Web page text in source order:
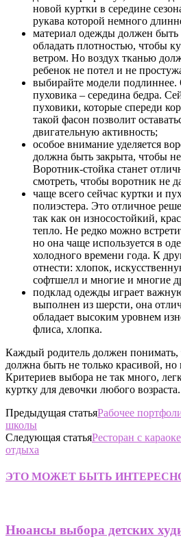
новой куртки в середине
рукава которой немного
материал одежды должен
обладать плотностью, чтобы
ветром. Но воздух тканью
ребенок не потел и не
выбирайте модели подлиннее.
пуховика – середина бедра.
пуховики, которые спереди
такой фасон позволит
двигательную активность;
особое внимание уделяется
должна быть закрыта, чтобы
Воротник-стойка станет
смотреть, чтобы воротник не
чаще всего сейчас куртки и
полиэстера. Это отличное
так как он износостойкий,
тепло. Не редко можно
но она чаще используется в
холодного времени года. К
отнести: хлопок,
софтшелл и многие и многие
подклад одежды играет
выполнен из шерсти, она
обладает высоким уровнем
флиса, хлопка.
Каждый родитель должен понимать,
должна быть не только красивой,
Критериев выбора не так много,
куртку для девочки любого возраста.
Предыдущая статьяРабочее
школы
Следующая статьяРесторан с
отдыха
ЭТО МОЖЕТ БЫТЬ
Нюансы выбора детских